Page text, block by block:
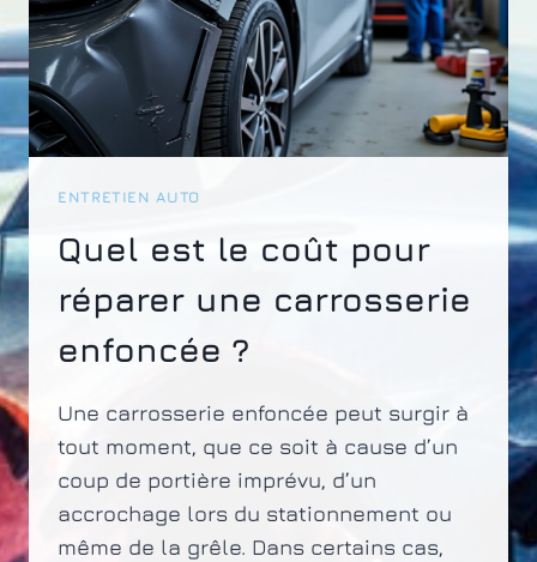
ENTRETIEN AUTO
Quel est le coût pour
réparer une carrosserie
enfoncée ?
Une carrosserie enfoncée peut surgir à
tout moment, que ce soit à cause d’un
coup de portière imprévu, d’un
accrochage lors du stationnement ou
même de la grêle. Dans certains cas,